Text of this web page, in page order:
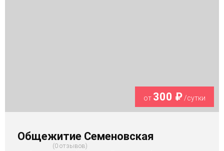
от 300 ₽/сутки
Общежитие Семеновская
0 отзывов